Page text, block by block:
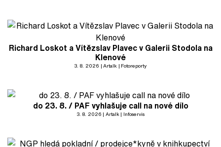
Richard Loskot a Vítězslav Plavec v Galerii Stodola na
Klenové
3. 8. 2026 Artalk Fotoreporty
do 23. 8. / PAF vyhlašuje call na nové dílo
3. 8. 2026 Artalk Infoservis